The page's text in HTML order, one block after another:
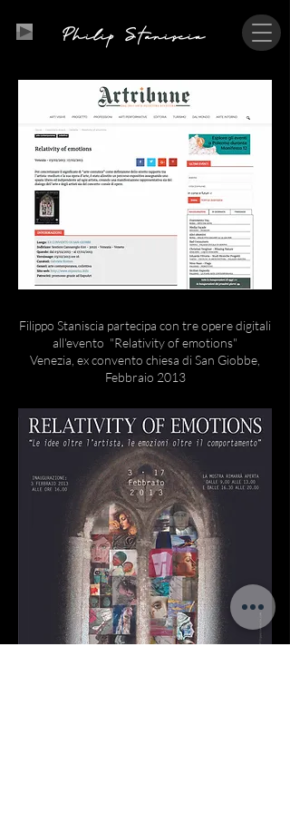
Philip Staniscia
Filippo Staniscia partecipa con tre opere digitali
all'evento "Relativity of emotions"
Venezia, ex convento chiesa di San Giobbe,
Febbraio 2013